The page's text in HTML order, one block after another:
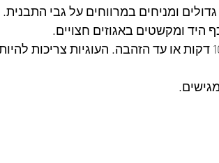
גדולים ומניחים במרווחים על גבי התבנית.
היד ומקשטים באגוזים חצויים.
• אופים במשך 10-15 דקות או עד הזהבה. העוגיות